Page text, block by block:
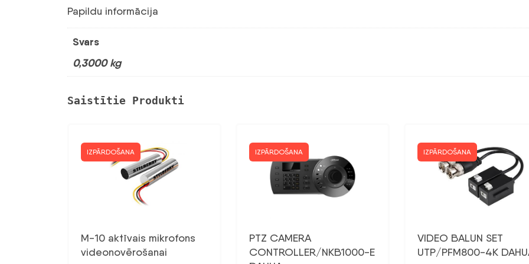
Papildu informācija
Svars
0,3000 kg
Saistītie Produkti
IZPĀRDOŠANA
M-10 aktīvais mikrofons
videonovērošanai
IZPĀRDOŠANA
PTZ CAMERA
CONTROLLER/NKB1000-E
IZPĀRDOŠANA
VIDEO BALUN SET
UTP/PFM800-4K